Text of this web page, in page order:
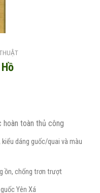
toàn thủ công
dáng guốc/quai và màu
ồn, chống trơn trượt
Yên Xá